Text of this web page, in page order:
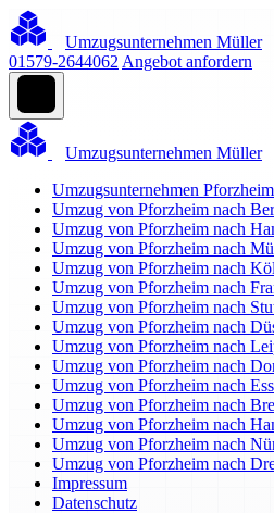
Umzugsunternehmen Müller
01579-2644062 Angebot anfordern
Umzugsunternehmen Müller
Umzugsunternehmen Pforzheim
Umzug von Pforzheim nach
Umzug von Pforzheim nach
Umzug von Pforzheim nach
Umzug von Pforzheim nach
Umzug von Pforzheim nach
Umzug von Pforzheim nach
Umzug von Pforzheim nach
Umzug von Pforzheim nach
Umzug von Pforzheim nach
Umzug von Pforzheim nach
Umzug von Pforzheim nach
Umzug von Pforzheim nach
Umzug von Pforzheim nach
Umzug von Pforzheim nach
Impressum
Datenschutz